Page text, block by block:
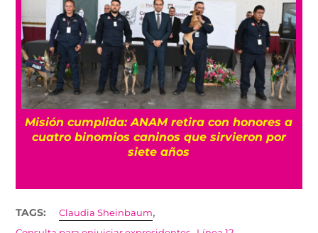
Misión cumplida: ANAM retira con honores a
cuatro binomios caninos que sirvieron por
siete años
TAGS: Claudia Sheinbaum,